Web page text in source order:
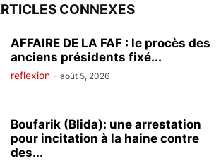
CONNEXES
AFFAIRE DE LA FAF : le procès des
anciens présidents fixé...
reflexion - août 5, 2026
Boufarik (Blida): une arrestation
pour incitation à la haine contre
des...